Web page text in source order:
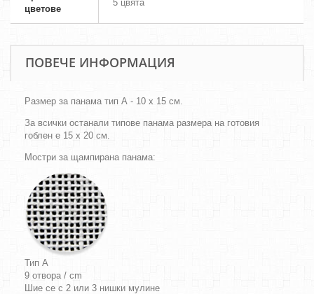
цветове
5 цвята
ПОВЕЧЕ ИНФОРМАЦИЯ
Размер за панама тип А - 10 х 15 см.
За всички останали типове панама размера на готовия
гоблен е 15 х 20 см.
Мостри за щампирана панама:
Тип A
9 отвора / cm
Шие се с 2 или 3 нишки мулине